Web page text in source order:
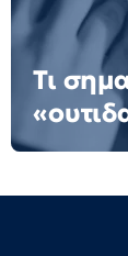
Τι